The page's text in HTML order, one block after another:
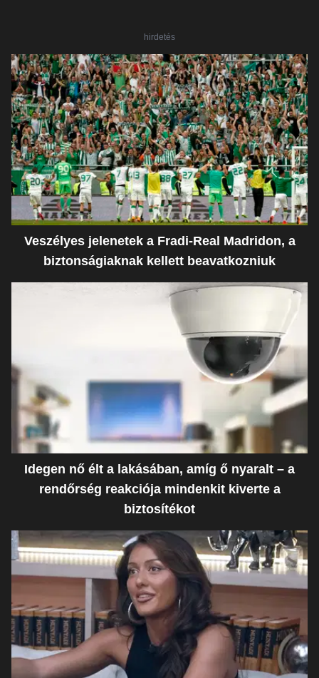
hirdetés
Veszélyes jelenetek a Fradi-Real Madridon, a
biztonságiaknak kellett beavatkozniuk
Idegen nő élt a lakásában, amíg ő nyaralt – a
rendőrség reakciója mindenkit kiverte a
biztosítékot